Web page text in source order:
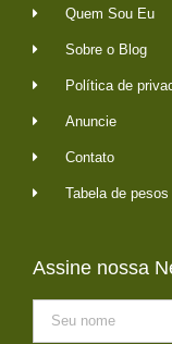
Quem Sou Eu
Sobre o Blog
Política de
Anuncie
Contato
Tabela de
Assine nossa